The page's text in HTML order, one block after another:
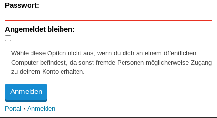
Passwort:
Angemeldet bleiben:
Wähle diese Option nicht aus, wenn du dich an einem öffentlichen
Computer befindest, da sonst fremde Personen möglicherweise Zugang
zu deinem Konto erhalten.
Portal Anmelden